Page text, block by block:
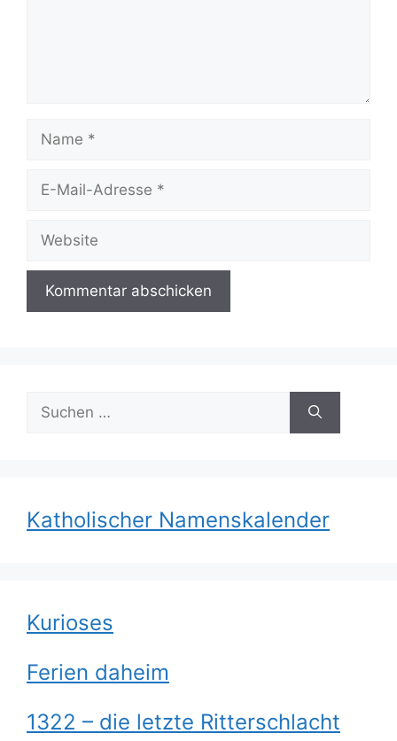
Mail-
nach:
Katholischer Namenskalender
Kurioses
Ferien daheim
1322 – die letzte Ritterschlacht